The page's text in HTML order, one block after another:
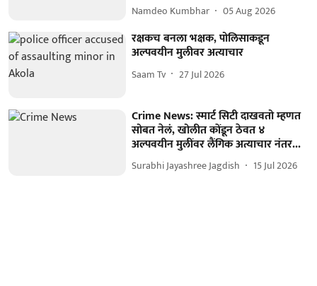
Namdeo Kumbhar 05 Aug 2026
रक्षकच बनला भक्षक, पोलिसाकडून
अल्पवयीन मुलीवर अत्याचार
Saam Tv 27 Jul 2026
Crime News: स्मार्ट सिटी दाखवतो म्हणत
सोबत नेलं, खोलीत कोंडून ठेवत ४
अल्पवयीन मुलींवर लैंगिक अत्याचार नंतर...
Surabhi Jayashree Jagdish 15 Jul 2026